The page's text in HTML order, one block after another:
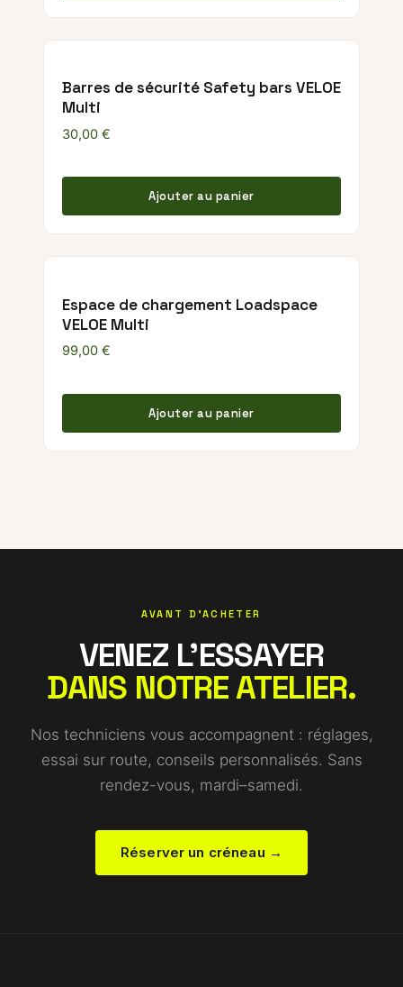
Barres de sécurité Safety bars VELOE
Multi
30,00 €
Ajouter au panier
Espace de chargement Loadspace
VELOE Multi
99,00 €
Ajouter au panier
AVANT D'ACHETER
VENEZ L'ESSAYER
DANS NOTRE ATELIER.
Nos techniciens vous accompagnent : réglages,
essai sur route, conseils personnalisés. Sans
rendez-vous, mardi–samedi.
Réserver un créneau →